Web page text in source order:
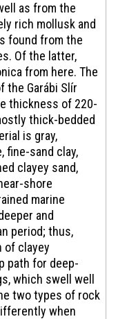
as from the
rich mollusk and
found from the
Of the latter,
from here. The
the Garábi Slír
thickness of 220-
thick-bedded
is gray,
fine-sand clay,
clayey sand,
shore
marine
and
period; thus,
of clayey
path for deep-
which swell well
two types of rock
when